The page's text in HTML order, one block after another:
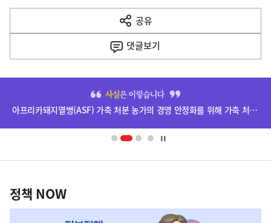
다
음
공유
열
기
댓글보기
단
영
아프리카돼지열병(ASF) 가축 처분 농가의 경영 안정화를 위해 가축 처분 보상금을 신속하게 지급하겠습니다.
책
NOW,
정책 NOW